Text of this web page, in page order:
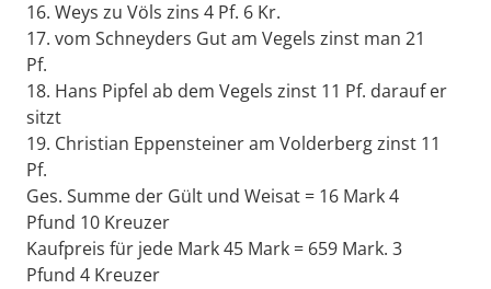
16. Weys zu Völs zins 4 Pf. 6 Kr.
17. vom Schneyders Gut am Vegels zinst man 21
Pf.
18. Hans Pipfel ab dem Vegels zinst 11 Pf. darauf er
sitzt
19. Christian Eppensteiner am Volderberg zinst 11
Pf.
Ges. Summe der Gült und Weisat = 16 Mark 4
Pfund 10 Kreuzer
Kaufpreis für jede Mark 45 Mark = 659 Mark. 3
Pfund 4 Kreuzer